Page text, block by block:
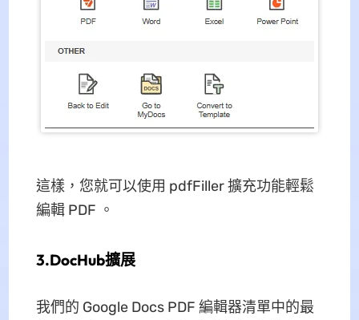
這樣，您就可以使用 pdfFiller 擴充功能輕鬆
編輯 PDF 。
3.DocHub擴展
我們的 Google Docs PDF 編輯器清單中的最